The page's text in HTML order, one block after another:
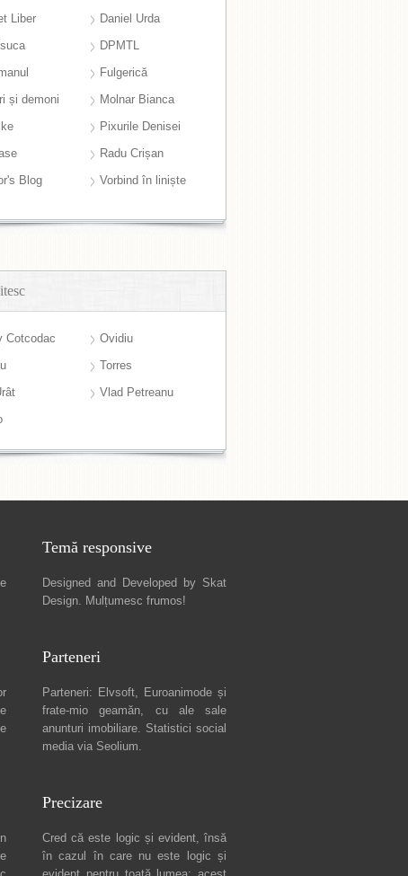
Liber
Daniel Urda
DPMTL
Fulgerică
și demoni
Molnar Bianca
Pixurile Denisei
Radu Crișan
Blog
Vorbind în liniște
Cotcodac
Ovidiu
Torres
Vlad Petreanu
Temă responsive
Designed and Developed by Skat
Design. Mulțumesc frumos!
Parteneri
Parteneri: Elvsoft, Euroanimode și
frate-mio geamăn, cu ale sale
anunturi imobiliare. Statistici social
media via Seolium.
Precizare
Cred că este logic și evident, însă
în cazul în care nu este logic și